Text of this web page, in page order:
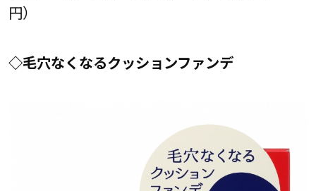
円）
◇毛穴なくなるクッションファンデ